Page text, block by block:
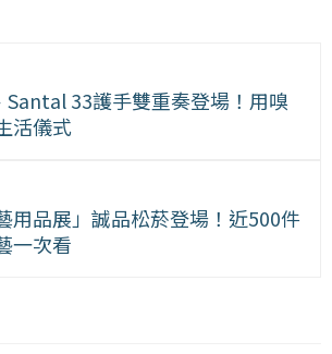
Santal 33護手雙重奏登場！用嗅
活儀式
用品展」誠品松菸登場！近500件
一次看